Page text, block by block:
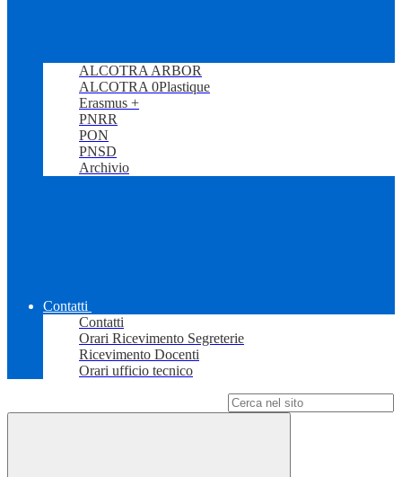
ALCOTRA ARBOR
ALCOTRA 0Plastique
Erasmus +
PNRR
PON
PNSD
Archivio
Contatti
Contatti
Orari Ricevimento Segreterie
Ricevimento Docenti
Orari ufficio tecnico